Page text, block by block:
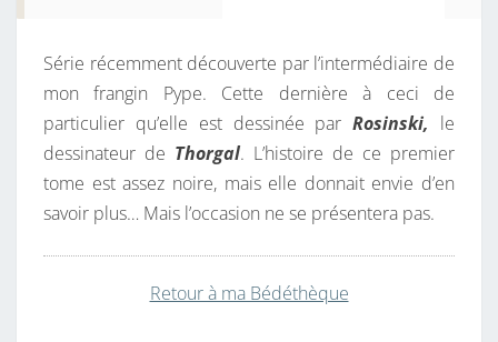
Série récemment découverte par l’intermédiaire de
mon frangin Pype. Cette dernière à ceci de
particulier qu’elle est dessinée parRosinski, le
dessinateur de Thorgal. L’histoire de ce premier
tome est assez noire, mais elle donnait envie d’en
savoir plus… Mais l’occasion ne se présentera pas.
Retour à ma Bédéthèque